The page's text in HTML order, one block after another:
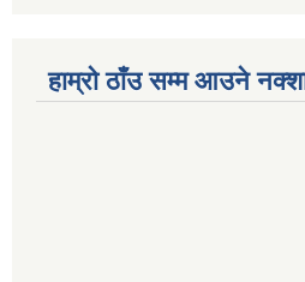
हाम्रो ठाँउ सम्म आउने